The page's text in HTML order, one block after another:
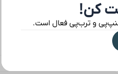
نظرات مشتریان
کن!
و ترب‌پی فعال است.